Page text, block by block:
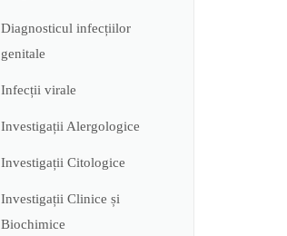
Diagnosticul infecțiilor
genitale
Infecții virale
Investigații Alergologice
Investigații Citologice
Investigații Clinice și
Biochimice